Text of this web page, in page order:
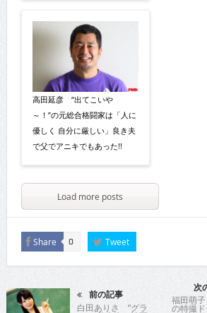
高田延彦 “出てこいや
～！”の元総合格闘家は「人に
優しく 自分に厳しい」良き夫
で父でアニキでもあった!!
Load more posts
Share 0 Tweet
前の記事
白田ありさ “グラ
次
福田萌
の特撮